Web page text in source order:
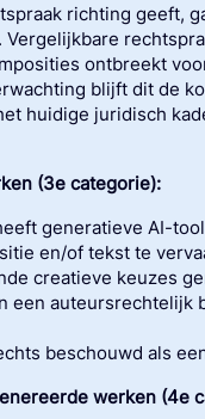
richting geeft,
ontbreekt
blijft dit de
huidige juridisch
(3e categorie):
generatieve AI-
en/of tekst te
creatieve keuzes
een auteursrechtelijk
beschouwd als
werken (4e